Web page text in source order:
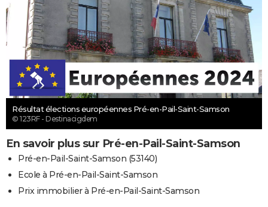
Résultat élections européennes Pré-en-Pail-Saint-Samson
© 123RF - Destinacigdem
En savoir plus sur Pré-en-Pail-Saint-Samson
Pré-en-Pail-Saint-Samson (53140)
Ecole à Pré-en-Pail-Saint-Samson
Prix immobilier à Pré-en-Pail-Saint-Samson